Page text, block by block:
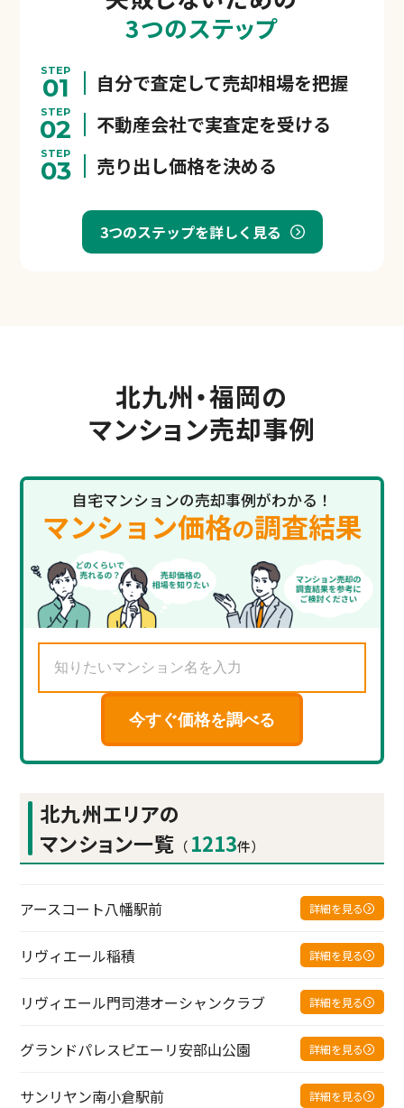
3つのステップ
STEP
01 自分で査定して売却相場を把握
STEP
02 不動産会社で実査定を受ける
STEP
03 売り出し価格を決める
3つのステップを詳しく見る
北九州・福岡の
マンション売却事例
自宅マンションの売却事例がわかる！
マンション価格の調査結果
今すぐ価格を調べる
北九州エリアの
マンション一覧 （ 1213件）
アースコート八幡駅前 詳細を見る
リヴィエール稲積 詳細を見る
リヴィエール門司港オーシャンクラブ 詳細を見る
グランドパレスピエーリ安部山公園 詳細を見る
サンリヤン南小倉駅前 詳細を見る